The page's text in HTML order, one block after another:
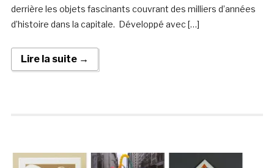
derrière les objets fascinants couvrant des milliers d’années
d’histoire dans la capitale. Développé avec […]
Lire la suite →